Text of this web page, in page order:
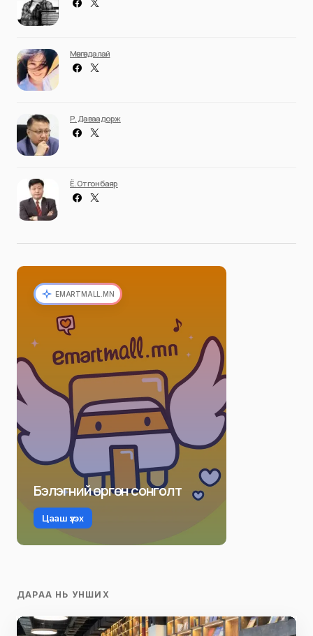
Мөнгөндалай
Р. Даваадорж
Ё. Отгонбаяр
EMARTMALL.MN
Бэлэгний өргөн сонголт
Цааш үзэх
ДАРАА НЬ УНШИХ